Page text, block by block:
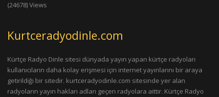
(24678) Views
Kurtceradyodinle.com
Kürtçe Radyo Dinle sitesi dünyada yayın yapan kürtçe radyoları
kullanıcıların daha kolay erişmesi için internet yayınlarını bir araya
getirildiği bir sitedir. kurtceradyodinle.com sitesinde yer alan
radyoların yayın hakları adları geçen radyolara aittir. Kürtçe Radyo